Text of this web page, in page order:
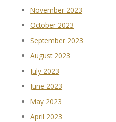
November 2023
October 2023
September 2023
August 2023
July 2023
June 2023
May 2023
April 2023